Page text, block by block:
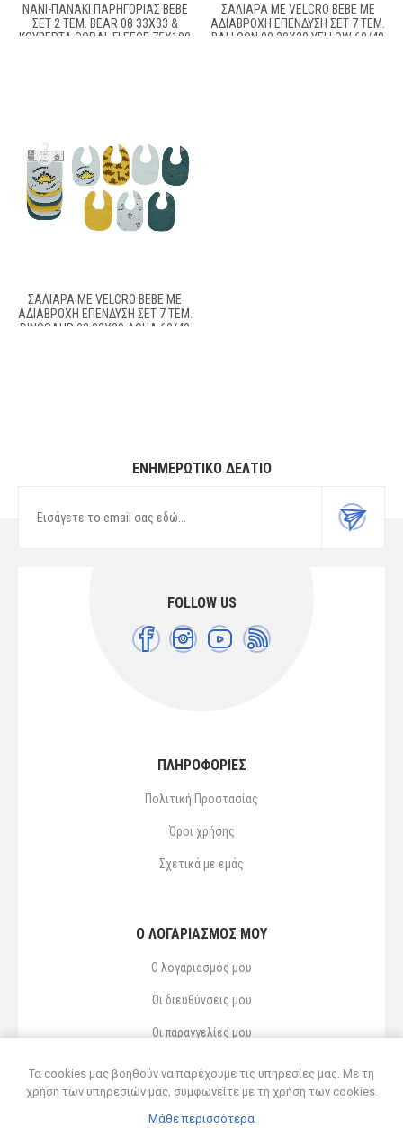
ΝΆΝΙ-ΠΑΝΆΚΙ ΠΑΡΗΓΟΡΙΆΣ BEBE
ΣΕΤ 2 ΤΕΜ. BEAR 08 33X33 &
ΚΟΥΒΈΡΤΑ CORAL FLEECE 75X100
ΣΑΛΙΆΡΑ ΜΕ VELCRO BEBE ΜΕ
ΑΔΙΆΒΡΟΧΗ ΕΠΈΝΔΥΣΗ ΣΕΤ 7 ΤΕΜ.
BALLOON 09 30X20 YELLOW 60/40
ΣΑΛΙΆΡΑ ΜΕ VELCRO BEBE ΜΕ
ΑΔΙΆΒΡΟΧΗ ΕΠΈΝΔΥΣΗ ΣΕΤ 7 ΤΕΜ.
DINOSAUR 08 30X20 AQUA 60/40
ΕΝΗΜΕΡΩΤΙΚΌ ΔΕΛΤΊΟ
FOLLOW US
ΠΛΗΡΟΦΟΡΙΕΣ
Πολιτική Προστασίας
Όροι χρήσης
Σχετικά με εμάς
Ο ΛΟΓΑΡΙΑΣΜΌΣ ΜΟΥ
Ο λογαριασμός μου
Οι διευθύνσεις μου
Οι παραγγελίες μου
Αγαπημένα
Τα cookies μας βοηθούν να παρέχουμε τις υπηρεσίες μας. Με τη
χρήση των υπηρεσιών μας, συμφωνείτε με τη χρήση των cookies.
Μάθε περισσότερα